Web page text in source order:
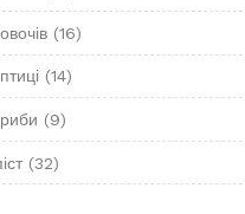
(16)
(14)
(9)
(32)